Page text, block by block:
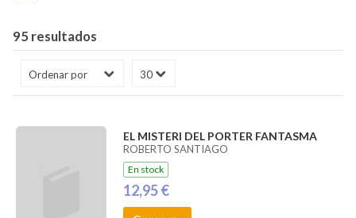
95 resultados
EL MISTERI DEL PORTER FANTASMA
ROBERTO SANTIAGO
En stock
12,95 €